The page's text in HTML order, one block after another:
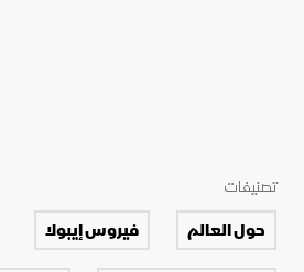
تصنيفات
حول العالم
فيروس إيبولا